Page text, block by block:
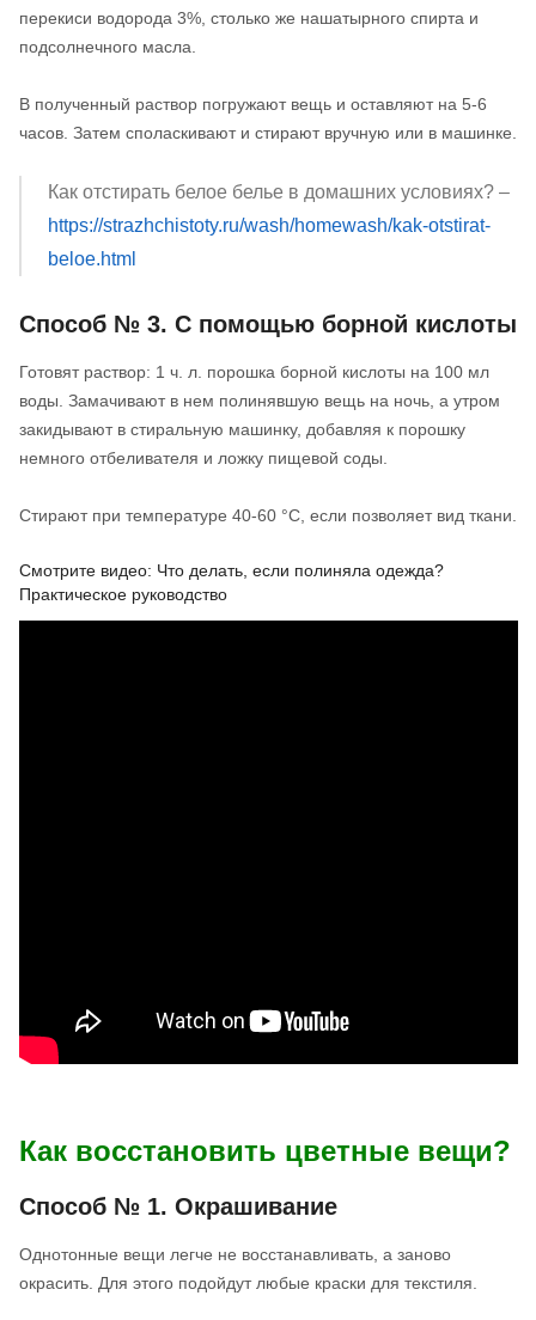
перекиси водорода 3%, столько же нашатырного спирта и
подсолнечного масла.
В полученный раствор погружают вещь и оставляют на 5-6
часов. Затем споласкивают и стирают вручную или в машинке.
Как отстирать белое белье в домашних условиях? –
https://strazhchistoty.ru/wash/homewash/kak-otstirat-
beloe.html
Способ № 3. С помощью борной кислоты
Готовят раствор: 1 ч. л. порошка борной кислоты на 100 мл
воды. Замачивают в нем полинявшую вещь на ночь, а утром
закидывают в стиральную машинку, добавляя к порошку
немного отбеливателя и ложку пищевой соды.
Стирают при температуре 40-60 °С, если позволяет вид ткани.
Смотрите видео: Что делать, если полиняла одежда?
Практическое руководство
Как восстановить цветные вещи?
Способ № 1. Окрашивание
Однотонные вещи легче не восстанавливать, а заново
окрасить. Для этого подойдут любые краски для текстиля.